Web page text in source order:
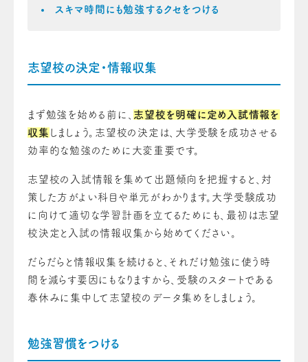
スキマ時間にも勉強するクセをつける
志望校の決定・情報収集
まず勉強を始める前に、 志望校を明確に定め入試情報を
収集 しましょう。志望校の決定は、大学受験を成功させる
効率的な勉強のために大変重要です。
志望校の入試情報を集めて出題傾向を把握すると、対
策した方がよい科目や単元がわかります。大学受験成功
に向けて適切な学習計画を立てるためにも、最初は志望
校決定と入試の情報収集から始めてください。
だらだらと情報収集を続けると、それだけ勉強に使う時
間を減らす要因にもなりますから、受験のスタートである
春休みに集中して志望校のデータ集めをしましょう。
勉強習慣をつける